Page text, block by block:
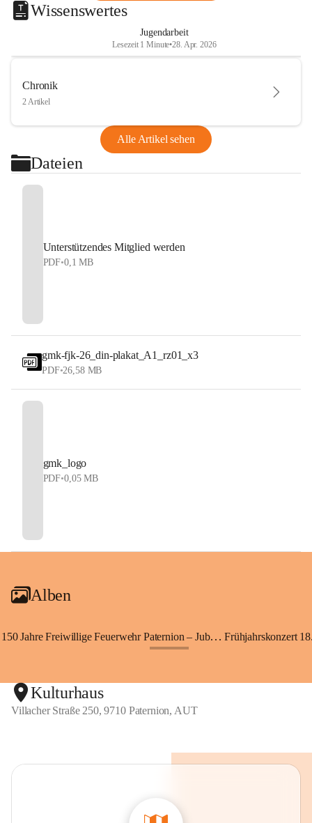
Wissenswertes
Jugendarbeit
Lesezeit 1 Minute•28. Apr. 2026
Chronik
2 Artikel
Alle Artikel sehen
Dateien
Unterstützendes Mitglied werden
PDF•0,1 MB
gmk-fjk-26_din-plakat_A1_rz01_x3
PDF•26,58 MB
gmk_logo
PDF•0,05 MB
Alben
150 Jahre Freiwillige Feuerwehr Paternion – Jubiläumsfest Frühjahrskonzert
Kulturhaus
Villacher Straße 250, 9710 Paternion, AUT